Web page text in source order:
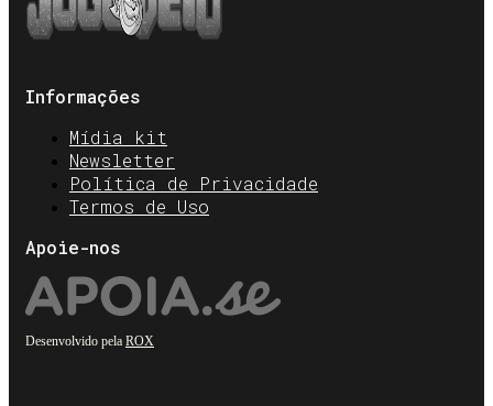
Informações
Mídia kit
Newsletter
Política de Privacidade
Termos de Uso
Apoie-nos
Desenvolvido pela ROX